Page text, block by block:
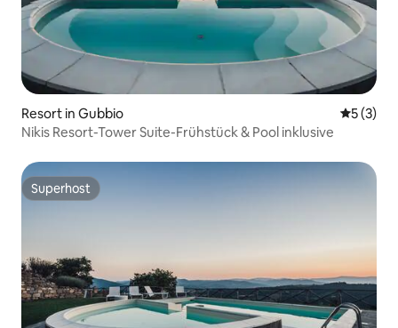
Resort in Gubbio
5 (3)
Nikis Resort-Tower Suite-Frühstück & Pool inklusive
Superhost
Superhost